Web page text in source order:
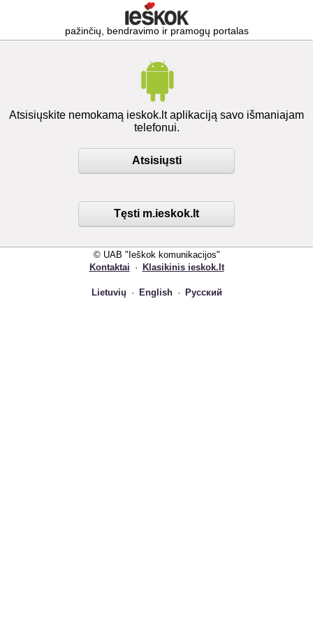
pažinčių, bendravimo ir pramogų portalas
Atsisiųskite nemokamą ieskok.lt aplikaciją savo išmaniajam
telefonui.
Atsisiųsti
Tęsti m.ieskok.lt
© UAB "Ieškok komunikacijos"
Kontaktai · Klasikinis ieskok.lt
Lietuvių · English · Русский